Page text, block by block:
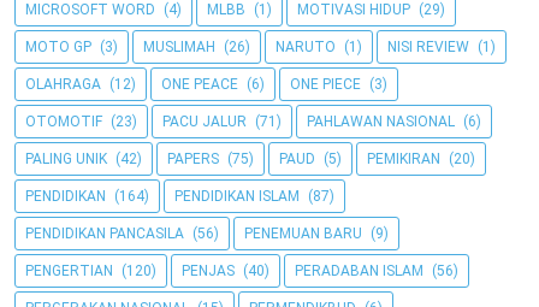
MICROSOFT WORD (4) MLBB (1) MOTIVASI HIDUP (29)
MOTO GP (3) MUSLIMAH (26) NARUTO (1) NISI REVIEW (1)
OLAHRAGA (12) ONE PEACE (6) ONE PIECE (3)
OTOMOTIF (23) PACU JALUR (71) PAHLAWAN NASIONAL (6)
PALING UNIK (42) PAPERS (75) PAUD (5) PEMIKIRAN (20)
PENDIDIKAN (164) PENDIDIKAN ISLAM (87)
PENDIDIKAN PANCASILA (56) PENEMUAN BARU (9)
PENGERTIAN (120) PENJAS (40) PERADABAN ISLAM (56)